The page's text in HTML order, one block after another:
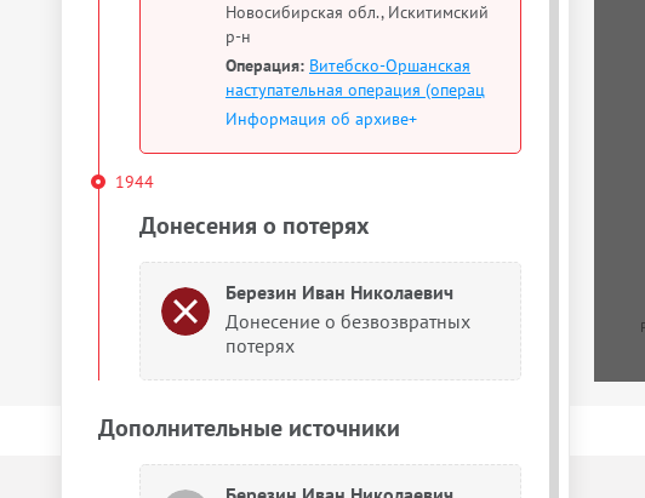
Новосибирская обл., Искитимский
р-н
Операция: Витебско-Оршанская
наступательная операция (операц
Информация об архиве+
1944
Донесения о потерях
Березин Иван Николаевич
Донесение о безвозвратных
потерях
Дополнительные источники